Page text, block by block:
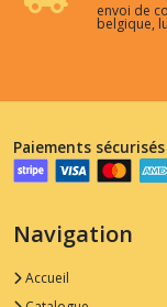
envoi de
belgique,
Paiements sécurisés
Navigation
Accueil